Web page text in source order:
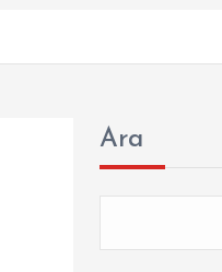
Ara